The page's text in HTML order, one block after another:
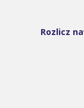
Rozlicz